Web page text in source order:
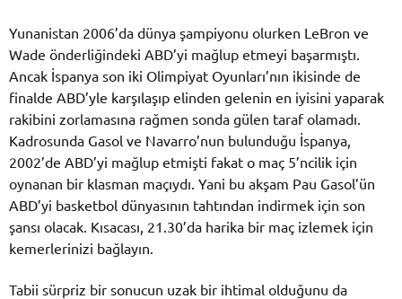
Yunanistan 2006’da dünya şampiyonu olurken LeBron ve
Wade önderliğindeki ABD’yi mağlup etmeyi başarmıştı.
Ancak İspanya son iki Olimpiyat Oyunları’nın ikisinde de
finalde ABD’yle karşılaşıp elinden gelenin en iyisini yaparak
rakibini zorlamasına rağmen sonda gülen taraf olamadı.
Kadrosunda Gasol ve Navarro’nun bulunduğu İspanya,
2002’de ABD’yi mağlup etmişti fakat o maç 5’ncilik için
oynanan bir klasman maçıydı. Yani bu akşam Pau Gasol’ün
ABD’yi basketbol dünyasının tahtından indirmek için son
şansı olacak. Kısacası, 21.30’da harika bir maç izlemek için
kemerlerinizi bağlayın.
Tabii sürpriz bir sonucun uzak bir ihtimal olduğunu da